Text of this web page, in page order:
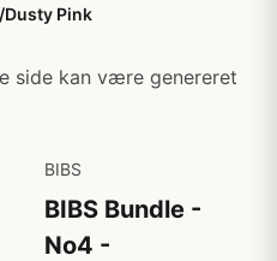
Dusty Pink
side kan være genereret
BIBS
BIBS Bundle -
No4 -